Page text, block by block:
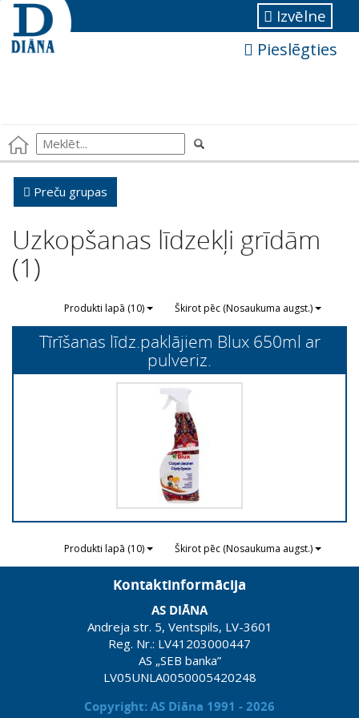
Izvēlne
Pieslēgties
Preču grupas
Uzkopšanas līdzekļi grīdām
(1)
Produkti lapā (10) Škirot pēc (Nosaukuma augst.)
Tīrīšanas līdz.paklājiem Blux 650ml ar
pulveriz.
Produkti lapā (10) Škirot pēc (Nosaukuma augst.)
Kontaktinformācija
AS DIĀNA
Andreja str. 5, Ventspils, LV-3601
Reg. Nr.: LV41203000447
AS „SEB banka”
LV05UNLA0050005420248
Copyright: AS Diāna 1991 - 2026